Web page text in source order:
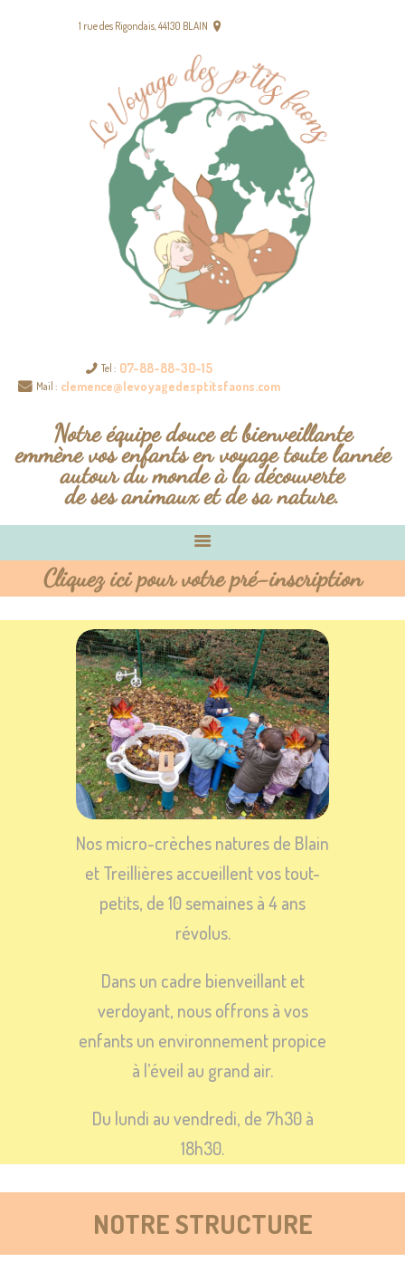
1 rue des Rigondais, 44130 BLAIN
Tel : 07-88-88-30-15
Mail : clemence@levoyagedesptitsfaons.com
Notre équipe douce et bienveillante
emmène vos enfants en voyage toute l'année
autour du monde à la découverte
de ses animaux et de sa nature.
Cliquez ici pour votre pré-inscription
ACCUEIL
NOTRE PROJET PÉDAGOGIQUE
NOS TARIFS
CONTACT
Nos micro-crèches natures de Blain
et Treillières accueillent vos tout-
petits, de 10 semaines à 4 ans
révolus.
Dans un cadre bienveillant et
verdoyant, nous offrons à vos
enfants un environnement propice
à l’éveil au grand air.
Du lundi au vendredi, de 7h30 à
18h30.
NOTRE STRUCTURE